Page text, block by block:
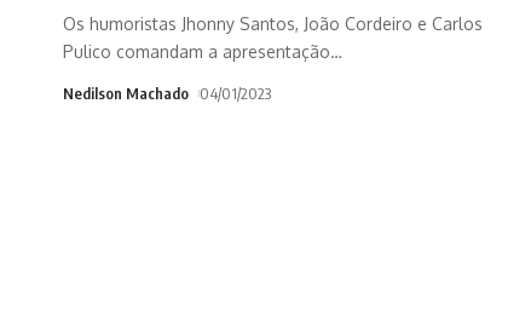
Os humoristas Jhonny Santos, João Cordeiro e Carlos
Pulico comandam a apresentação…
Nedilson Machado 04/01/2023